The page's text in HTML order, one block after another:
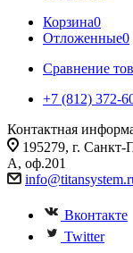
Корзина0
Отложенные0
Сравнение
+7 (812) 372-
Контактная
195279, г.
А, оф.201
Вконтакте
Twitter